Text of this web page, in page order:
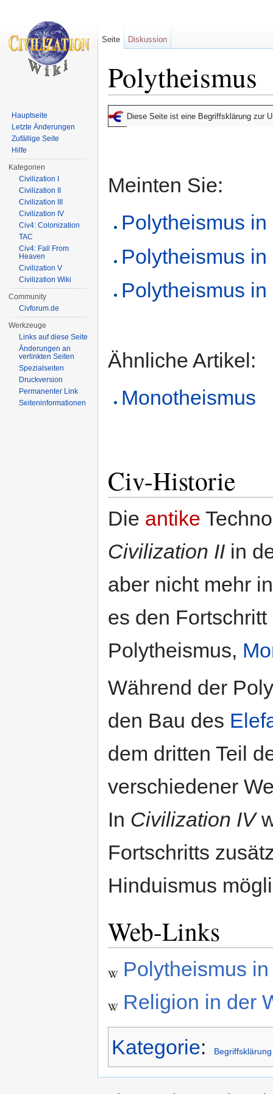
Polytheismus
Diese Seite ist eine Begriffsklärung zur
Meinten Sie:
Polytheismus
Polytheismus
Polytheismus
Ähnliche Artikel:
Monotheismus
Civ-Historie
Die antike
Civilization II in
aber nicht mehr
es den Fortschritt
Polytheismus,
Während der
den Bau des
dem dritten Teil
verschiedener
In Civilization IV
Fortschritts
Hinduismus
Web-Links
Polytheismus
Religion in der
Kategorie: Begriffsklärung
Seite Diskussion
Hauptseite
Letzte Änderungen
Zufällige Seite
Hilfe
Kategorien
Civilization I
Civilization II
Civilization III
Civilization IV
Civ4: Colonization
TAC
Civ4: Fall From
Heaven
Civilization V
Civilization Wiki
Community
Civforum.de
Werkzeuge
Links auf diese Seite
Änderungen an
verlinkten Seiten
Spezialseiten
Druckversion
Permanenter Link
Seiten­informationen